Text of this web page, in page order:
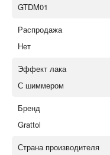
GTDM01
Распродажа
Нет
Эффект лака
С шиммером
Бренд
Grattol
Страна производителя